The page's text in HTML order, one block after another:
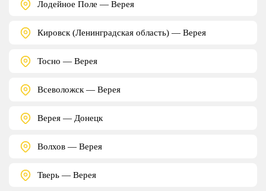
Лодейное Поле — Верея
Кировск (Ленинградская область) — Верея
Тосно — Верея
Всеволожск — Верея
Верея — Донецк
Волхов — Верея
Тверь — Верея